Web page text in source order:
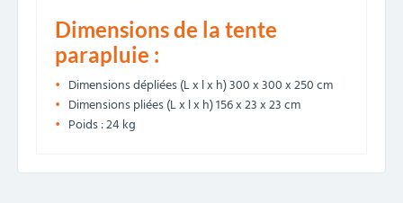
Dimensions de la tente
parapluie :
Dimensions dépliées (L x l x h) 300 x 300 x 250 cm
Dimensions pliées (L x l x h) 156 x 23 x 23 cm
Poids : 24 kg